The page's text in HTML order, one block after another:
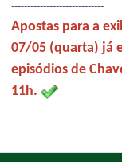
-----------------------------
Apostas para a
07/05 (quarta) já
episódios de
11h.